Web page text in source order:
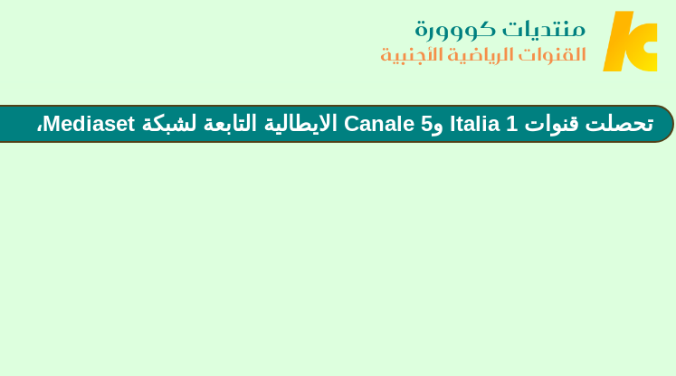
منتديات كووورة
القنوات الرياضية الأجنبية
تحصلت قنوات Italia 1 وCanale 5 الايطالية التابعة لشبكة Mediaset،